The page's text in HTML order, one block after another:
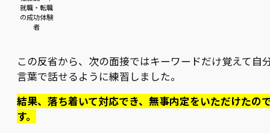
就職・転職
の成功体験
者
この反省から、次の面接ではキーワードだけ覚えて自
言葉で話せるように練習しました。
結果、落ち着いて対応でき、無事内定をいただけたの
す。